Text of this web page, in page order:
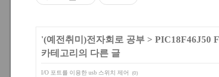
'(예전취미)전자회로 공부 > PIC18F46J50
카테고리의 다른 글
I/O 포트를 이용한 usb 스위치 제어 (0)